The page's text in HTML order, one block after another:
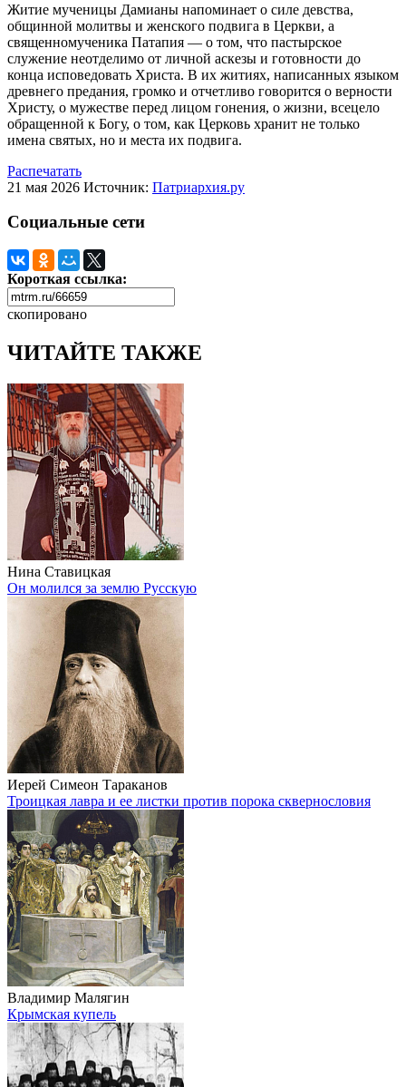
Житие мученицы Дамианы напоминает о силе девства,
общинной молитвы и женского подвига в Церкви, а
священномученика Патапия — о том, что пастырское
служение неотделимо от личной аскезы и готовности до
конца исповедовать Христа. В их житиях, написанных языком
древнего предания, громко и отчетливо говорится о верности
Христу, о мужестве перед лицом гонения, о жизни, всецело
обращенной к Богу, о том, как Церковь хранит не только
имена святых, но и места их подвига.
Распечатать
21 мая 2026 Источник: Патриархия.ру
Социальные сети
Короткая ссылка:
скопировано
ЧИТАЙТЕ ТАКЖЕ
Нина Ставицкая
Он молился за землю Русскую
Иерей Симеон Тараканов
Троицкая лавра и ее листки против порока сквернословия
Владимир Малягин
Крымская купель